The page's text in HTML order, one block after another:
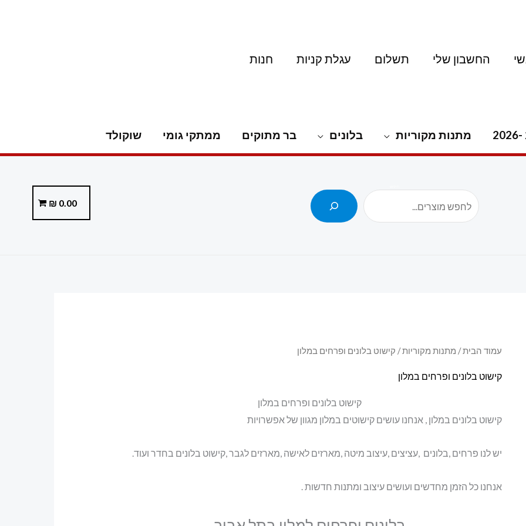
החשבון שלי תשלום עגלת קניות חנות
מתנות מקוריות בלונים בר מתוקים ממתקי גומי שוקולד
0.00
₪
עמוד הבית/ מתנות מקוריות/ קישוט בלונים ופרחים במלון
קישוט בלונים ופרחים במלון
קישוט בלונים ופרחים במלון
קישוט בלונים במלון , אנחנו עושים קישוטים במלון מגוון של אפשרויות
יש לנו פרחים ,בלונים ,עציצים ,עיצוב מיטה ,מארזים לאישה ,מארזים לגבר ,קישוט בלונים בחדר ועוד.
אנחנו כל הזמן מחדשים ועושים עיצוב ומתנות חדשות .